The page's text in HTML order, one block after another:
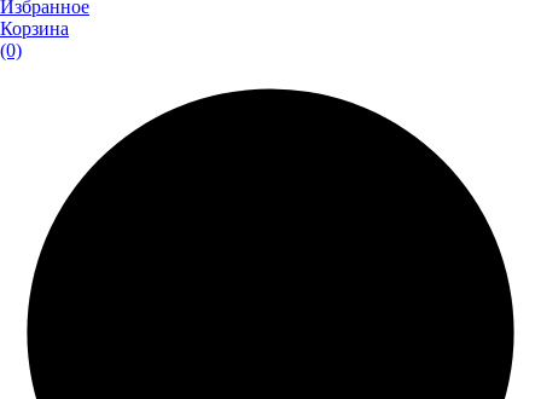
Избранное
Корзина
(0)